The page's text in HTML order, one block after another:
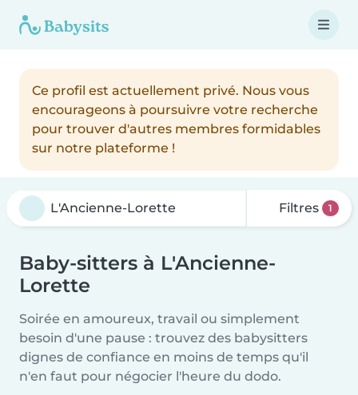
Ce profil est actuellement privé. Nous vous
encourageons à poursuivre votre recherche
pour trouver d'autres membres formidables
sur notre plateforme !
Filtres 1
Baby-sitters à L'Ancienne-
Lorette
Soirée en amoureux, travail ou simplement
besoin d'une pause : trouvez des babysitters
dignes de confiance en moins de temps qu'il
n'en faut pour négocier l'heure du dodo.